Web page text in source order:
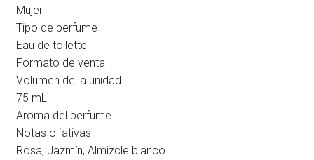
Mujer
Tipo de perfume
Eau de toilette
Formato de venta
Volumen de la unidad
75 mL
Aroma del perfume
Notas olfativas
Rosa, Jazmín, Almizcle blanco